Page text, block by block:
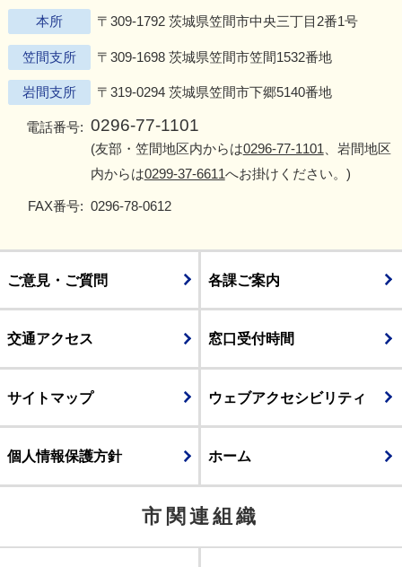
本所 〒309-1792 茨城県笠間市中央三丁目2番1号
笠間支所 〒309-1698 茨城県笠間市笠間1532番地
岩間支所 〒319-0294 茨城県笠間市下郷5140番地
電話番号: 0296-77-1101
(友部・笠間地区内からは0296-77-1101 、岩間地区
内からは0299-37-6611へお掛けください。)
FAX番号: 0296-78-0612
ご意見・ご質問 各課ご案内
交通アクセス 窓口受付時間
サイトマップ ウェブアクセシビリティ
個人情報保護方針 ホーム
市関連組織